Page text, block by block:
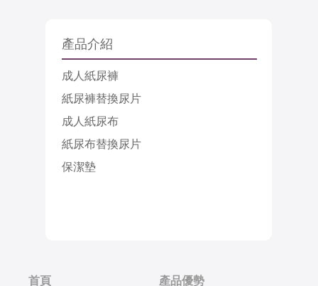
產品介紹
成人紙尿褲
紙尿褲替換尿片
成人紙尿布
紙尿布替換尿片
保潔墊
首頁 產品優勢